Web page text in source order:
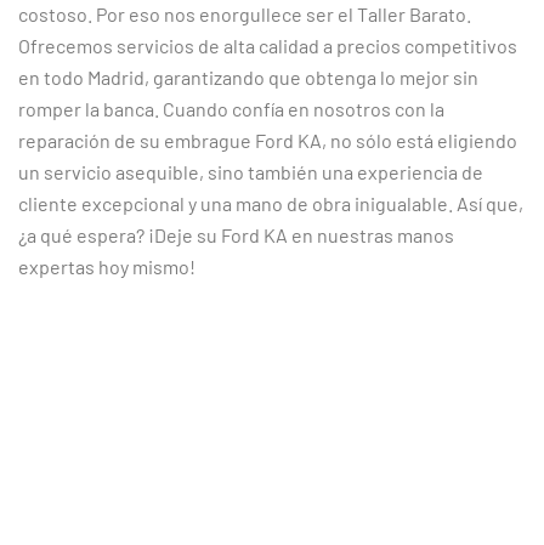
costoso. Por eso nos enorgullece ser el Taller Barato.
Ofrecemos servicios de alta calidad a precios competitivos
en todo Madrid, garantizando que obtenga lo mejor sin
romper la banca. Cuando confía en nosotros con la
reparación de su embrague Ford KA, no sólo está eligiendo
un servicio asequible, sino también una experiencia de
cliente excepcional y una mano de obra inigualable. Así que,
¿a qué espera? ¡Deje su Ford KA en nuestras manos
expertas hoy mismo!